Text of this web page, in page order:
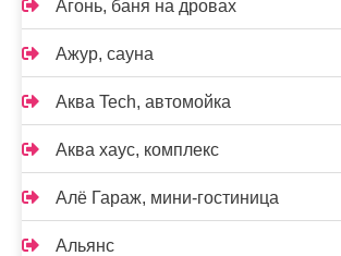
Агонь, баня на дровах
Ажур, сауна
Аква Tech, автомойка
Аква хаус, комплекс
Алё Гараж, мини-гостиница
Альянс